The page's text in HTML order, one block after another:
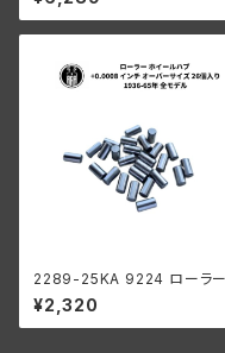
オーバーサイズ 26個入り ハ
レーダビッドソン 1936-65
2289-25KA 9224 ローラー
ホイールハブ +0.0008 イン
オーバーサイズ 26個入り ハ
レーダビッドソン 1936-65
¥2,320